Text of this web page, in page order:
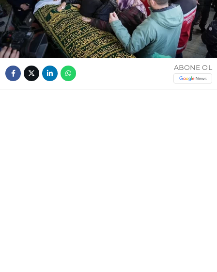
ABONE OL